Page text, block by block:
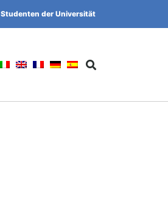
Studenten der Universität